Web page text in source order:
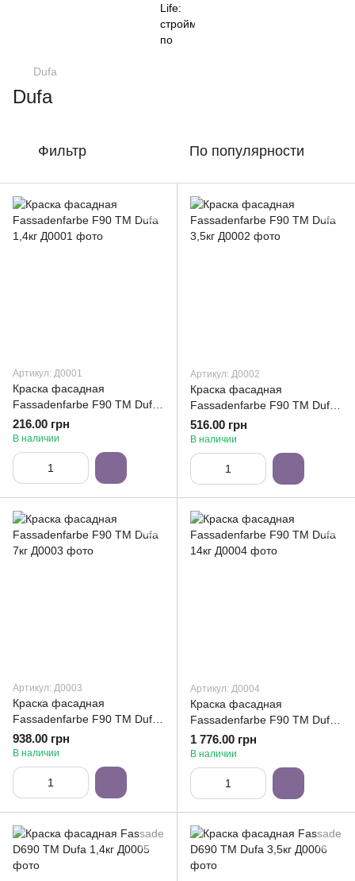
Dufa
Dufa
Фильтр По популярности
Артикул: Д0001
Краска фасадная
Fassadenfarbe F90 ТМ Dufa
1,4кг
216.00 грн
В наличии
Артикул: Д0002
Краска фасадная
Fassadenfarbe F90 ТМ Dufa
3,5кг
516.00 грн
В наличии
Артикул: Д0003
Краска фасадная
Fassadenfarbe F90 ТМ Dufa
7кг
938.00 грн
В наличии
Артикул: Д0004
Краска фасадная
Fassadenfarbe F90 ТМ Dufa
14кг
1 776.00 грн
В наличии